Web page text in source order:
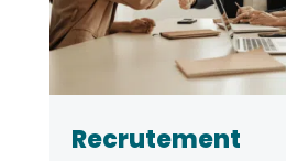
Recrutement